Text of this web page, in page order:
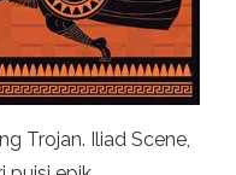
Trojan. Iliad Scene,